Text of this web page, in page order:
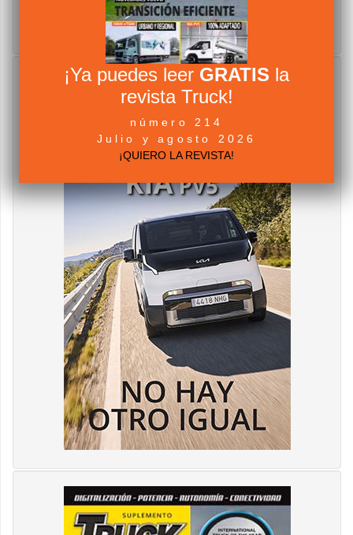
¡Ya puedes leer GRATIS la
revista Truck!
número 214
Julio y agosto 2026
¡QUIERO LA REVISTA!